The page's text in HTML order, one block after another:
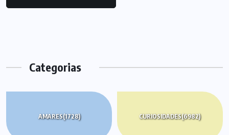
Categorias
AMARES(1728) CURIOSIDADES(6982)